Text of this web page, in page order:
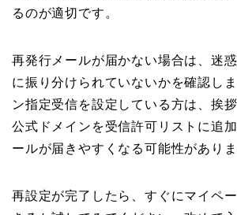
るのが適切です。
再発行メールが届かない場合は、迷
に振り分けられていないかを確認し
ン指定受信を設定している方は、挨
公式ドメインを受信許可リストに追
ールが届きやすくなる可能性がありま
再設定が完了したら、すぐにマイペ